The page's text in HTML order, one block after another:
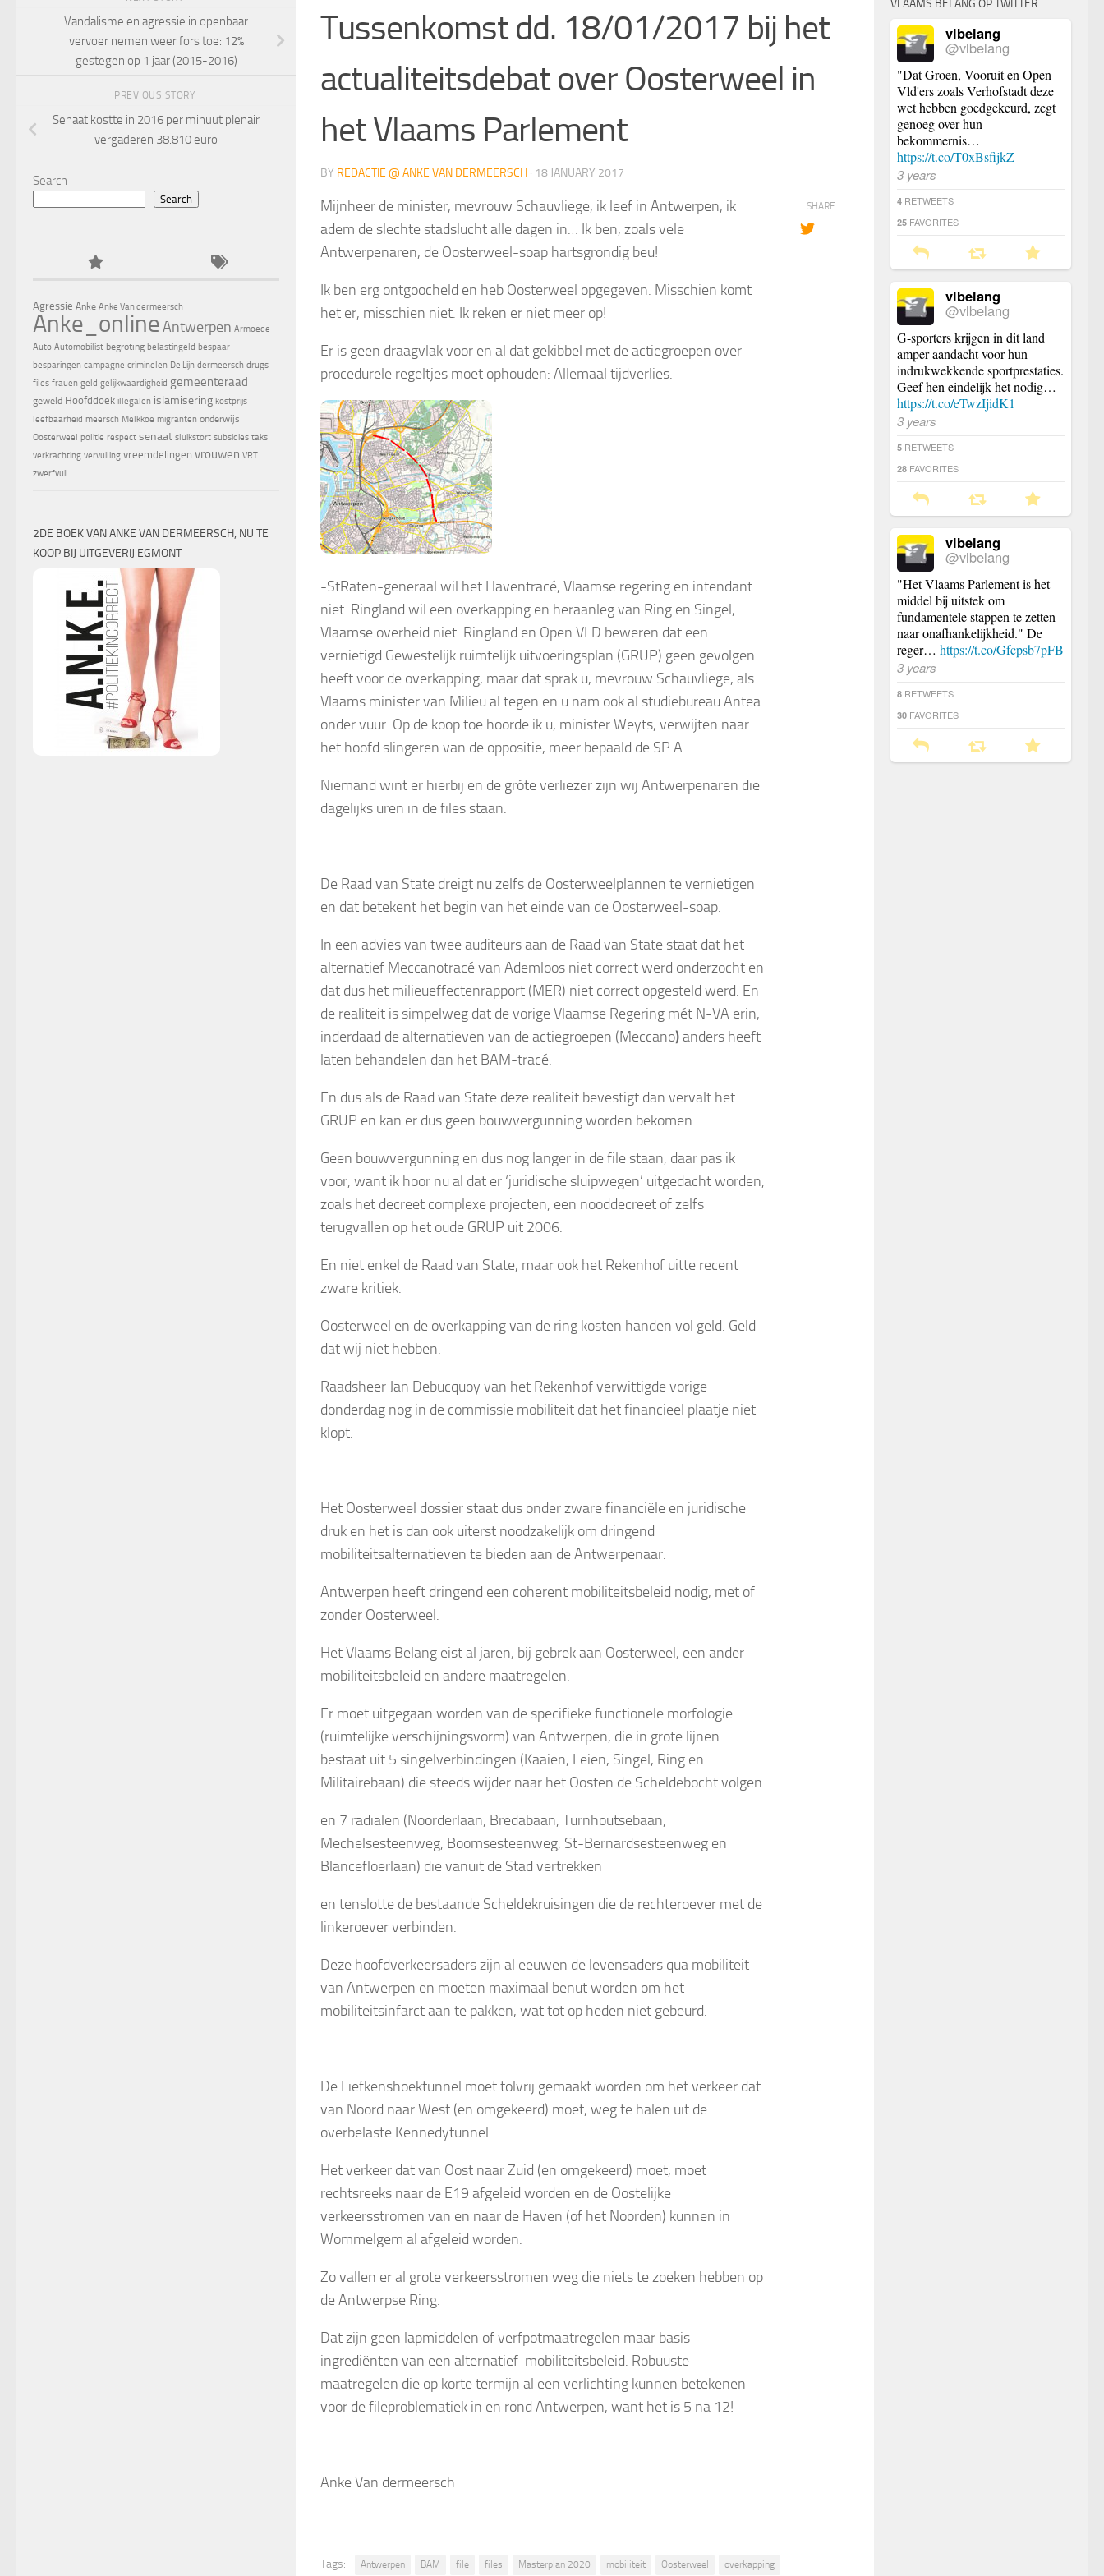
Tussenkomst dd. 18/01/2017 bij het
actualiteitsdebat over Oosterweel in
het Vlaams Parlement
BY REDACTIE @ ANKE VAN DERMEERSCH · 18 JANUARY 2017
Mijnheer de minister, mevrouw Schauvliege, ik leef in Antwerpen, ik
adem de slechte stadslucht alle dagen in… Ik ben, zoals vele
Antwerpenaren, de Oosterweel-soap hartsgrondig beu!
Ik ben erg ontgoocheld en heb Oosterweel opgegeven. Misschien komt
het er, misschien niet. Ik reken er niet meer op!
Er is geen draagvlak voor en al dat gekibbel met de actiegroepen over
procedurele regeltjes moet ophouden: Allemaal tijdverlies.
-StRaten-generaal wil het Haventracé, Vlaamse regering en intendant
niet. Ringland wil een overkapping en heraanleg van Ring en Singel,
Vlaamse overheid niet. Ringland en Open VLD beweren dat een
vernietigd Gewestelijk ruimtelijk uitvoeringsplan (GRUP) geen gevolgen
heeft voor de overkapping, maar dat sprak u, mevrouw Schauvliege, als
Vlaams minister van Milieu al tegen en u nam ook al studiebureau Antea
onder vuur. Op de koop toe hoorde ik u, minister Weyts, verwijten naar
het hoofd slingeren van de oppositie, meer bepaald de SP.A.
Niemand wint er hierbij en de gróte verliezer zijn wij Antwerpenaren die
dagelijks uren in de files staan.
De Raad van State dreigt nu zelfs de Oosterweelplannen te vernietigen
en dat betekent het begin van het einde van de Oosterweel-soap.
In een advies van twee auditeurs aan de Raad van State staat dat het
alternatief Meccanotracé van Ademloos niet correct werd onderzocht en
dat dus het milieueffectenrapport (MER) niet correct opgesteld werd. En
de realiteit is simpelweg dat de vorige Vlaamse Regering mét N-VA erin,
inderdaad de alternatieven van de actiegroepen (Meccano)anders heeft
laten behandelen dan het BAM-tracé.
En dus als de Raad van State deze realiteit bevestigt dan vervalt het
GRUP en kan er dus geen bouwvergunning worden bekomen.
Geen bouwvergunning en dus nog langer in de file staan, daar pas ik
voor, want ik hoor nu al dat er ‘juridische sluipwegen’ uitgedacht worden,
zoals het decreet complexe projecten, een nooddecreet of zelfs
terugvallen op het oude GRUP uit 2006.
En niet enkel de Raad van State, maar ook het Rekenhof uitte recent
zware kritiek.
Oosterweel en de overkapping van de ring kosten handen vol geld. Geld
dat wij niet hebben.
Raadsheer Jan Debucquoy van het Rekenhof verwittigde vorige
donderdag nog in de commissie mobiliteit dat het financieel plaatje niet
klopt.
Het Oosterweel dossier staat dus onder zware financiële en juridische
druk en het is dan ook uiterst noodzakelijk om dringend
mobiliteitsalternatieven te bieden aan de Antwerpenaar.
Antwerpen heeft dringend een coherent mobiliteitsbeleid nodig, met of
zonder Oosterweel.
Het Vlaams Belang eist al jaren, bij gebrek aan Oosterweel, een ander
mobiliteitsbeleid en andere maatregelen.
Er moet uitgegaan worden van de specifieke functionele morfologie
(ruimtelijke verschijningsvorm) van Antwerpen, die in grote lijnen
bestaat uit 5 singelverbindingen (Kaaien, Leien, Singel, Ring en
Militairebaan) die steeds wijder naar het Oosten de Scheldebocht volgen
en 7 radialen (Noorderlaan, Bredabaan, Turnhoutsebaan,
Mechelsesteenweg, Boomsesteenweg, St-Bernardsesteenweg en
Blancefloerlaan) die vanuit de Stad vertrekken
en tenslotte de bestaande Scheldekruisingen die de rechteroever met de
linkeroever verbinden.
Deze hoofdverkeersaders zijn al eeuwen de levensaders qua mobiliteit
van Antwerpen en moeten maximaal benut worden om het
mobiliteitsinfarct aan te pakken, wat tot op heden niet gebeurd.
De Liefkenshoektunnel moet tolvrij gemaakt worden om het verkeer dat
van Noord naar West (en omgekeerd) moet, weg te halen uit de
overbelaste Kennedytunnel.
Het verkeer dat van Oost naar Zuid (en omgekeerd) moet, moet
rechtsreeks naar de E19 afgeleid worden en de Oostelijke
verkeersstromen van en naar de Haven (of het Noorden) kunnen in
Wommelgem al afgeleid worden.
Zo vallen er al grote verkeersstromen weg die niets te zoeken hebben op
de Antwerpse Ring.
Dat zijn geen lapmiddelen of verfpotmaatregelen maar basis
ingrediënten van een alternatief mobiliteitsbeleid. Robuuste
maatregelen die op korte termijn al een verlichting kunnen betekenen
voor de fileproblematiek in en rond Antwerpen, want het is 5 na 12!
Anke Van dermeersch
SHARE
Tags: Antwerpen BAM file files Masterplan 2020 mobiliteit Oosterweel overkapping
Vandalisme en agressie in openbaar
vervoer nemen weer fors toe: 12%
gestegen op 1 jaar (2015-2016)
PREVIOUS STORY
Senaat kostte in 2016 per minuut plenair
vergaderen 38.810 euro
Search
Search
Agressie Anke Anke Van dermeersch
Anke_onlineAntwerpen Armoede
Auto Automobilist begroting belastingeld bespaar
besparingen campagne criminelen De Lijn dermeersch drugs
files frauen geld gelijkwaardigheid gemeenteraad
geweld Hoofddoek illegalen islamisering kostprijs
leefbaarheid meersch Melkkoe migranten onderwijs
Oosterweel politie respect senaat sluikstort subsidies taks
verkrachting vervuiling vreemdelingen vrouwen VRT
zwerfvuil
2DE BOEK VAN ANKE VAN DERMEERSCH, NU TE
KOOP BIJ UITGEVERIJ EGMONT
VLAAMS BELANG OP TWITTER
vlbelang
@vlbelang
"Dat Groen, Vooruit en Open
Vld'ers zoals Verhofstadt deze
wet hebben goedgekeurd, zegt
genoeg over hun
bekommernis…
https://t.co/T0xBsfijkZ
3 years
4 RETWEETS
25 FAVORITES
vlbelang
@vlbelang
G-sporters krijgen in dit land
amper aandacht voor hun
indrukwekkende sportprestaties.
Geef hen eindelijk het nodig…
https://t.co/eTwzIjidK1
3 years
5 RETWEETS
28 FAVORITES
vlbelang
@vlbelang
"Het Vlaams Parlement is het
middel bij uitstek om
fundamentele stappen te zetten
naar onafhankelijkheid." De
reger… https://t.co/Gfcpsb7pFB
3 years
8 RETWEETS
30 FAVORITES